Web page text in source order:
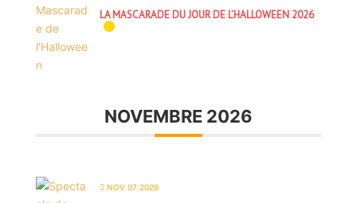
LA MASCARADE DU JOUR DE L’HALLOWEEN 2026
NOVEMBRE 2026
NOV 07 2026